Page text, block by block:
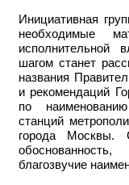
Инициативная
необходимые
исполнительной
шагом станет
названия
и рекомендаций
по
станций
города Москвы.
благозвучие